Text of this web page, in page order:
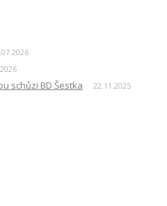
schůzi BD Šestka 22.11.2025